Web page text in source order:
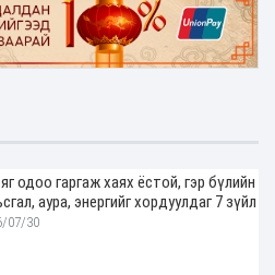
яг одоо гаргаж хаях ёстой, гэр бүлийн
аура, энергийг хордуулдаг 7 зүйл
07/30